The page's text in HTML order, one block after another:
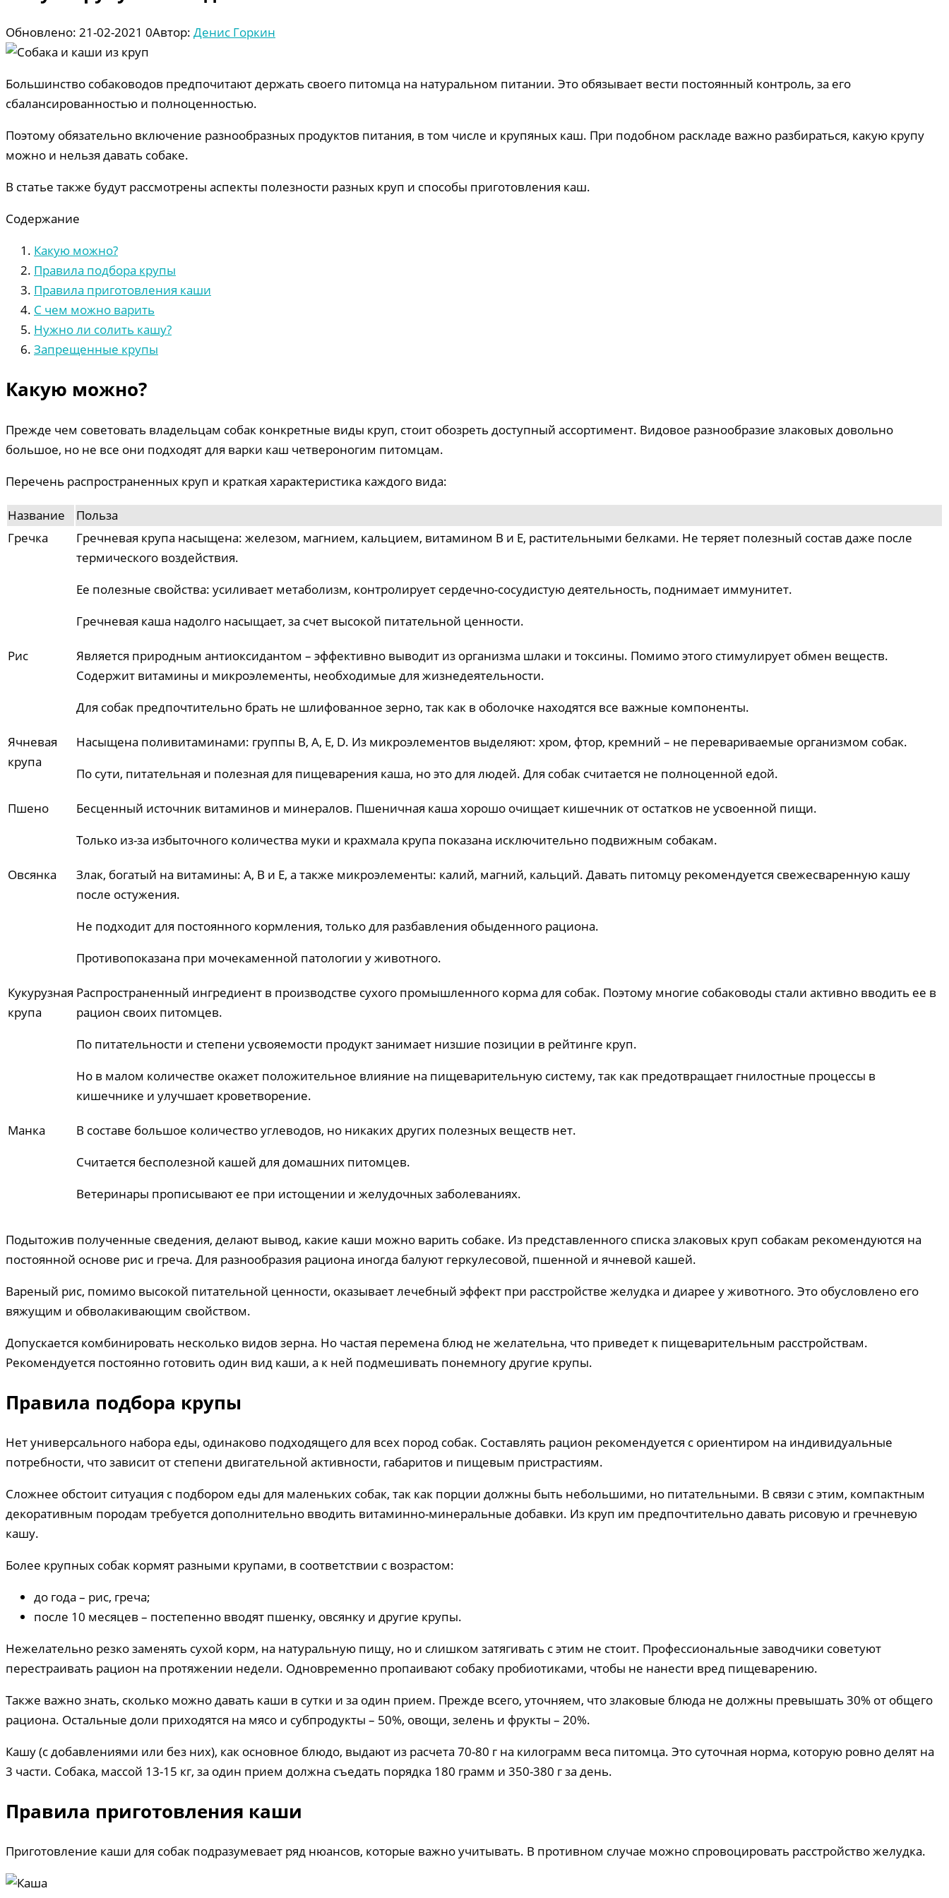
Обновлено: 21-02-2021 0Автор: Денис Горкин
Большинство собаководов предпочитают держать своего питомца на натуральном питании. Это обязывает вести постоянный контроль, за его
сбалансированностью и полноценностью.
Поэтому обязательно включение разнообразных продуктов питания, в том числе и крупяных каш. При подобном раскладе важно разбираться, какую крупу
можно и нельзя давать собаке.
В статье также будут рассмотрены аспекты полезности разных круп и способы приготовления каш.
Содержание
Какую можно?
Правила подбора крупы
Правила приготовления каши
С чем можно варить
Нужно ли солить кашу?
Запрещенные крупы
Какую можно?
Прежде чем советовать владельцам собак конкретные виды круп, стоит обозреть доступный ассортимент. Видовое разнообразие злаковых довольно
большое, но не все они подходят для варки каш четвероногим питомцам.
Перечень распространенных круп и краткая характеристика каждого вида:
Название
Польза
Гречка
Гречневая крупа насыщена: железом, магнием, кальцием, витамином В и Е, растительными белками. Не теряет полезный состав даже после
термического воздействия.
Ее полезные свойства: усиливает метаболизм, контролирует сердечно-сосудистую деятельность, поднимает иммунитет.
Гречневая каша надолго насыщает, за счет высокой питательной ценности.
Рис
Является природным антиоксидантом – эффективно выводит из организма шлаки и токсины. Помимо этого стимулирует обмен веществ.
Содержит витамины и микроэлементы, необходимые для жизнедеятельности.
Для собак предпочтительно брать не шлифованное зерно, так как в оболочке находятся все важные компоненты.
Ячневая
крупа
Насыщена поливитаминами: группы В, А, Е, D. Из микроэлементов выделяют: хром, фтор, кремний – не перевариваемые организмом собак.
По сути, питательная и полезная для пищеварения каша, но это для людей. Для собак считается не полноценной едой.
Пшено
Бесценный источник витаминов и минералов. Пшеничная каша хорошо очищает кишечник от остатков не усвоенной пищи.
Только из-за избыточного количества муки и крахмала крупа показана исключительно подвижным собакам.
Овсянка
Злак, богатый на витамины: А, В и Е, а также микроэлементы: калий, магний, кальций. Давать питомцу рекомендуется свежесваренную кашу
после остужения.
Не подходит для постоянного кормления, только для разбавления обыденного рациона.
Противопоказана при мочекаменной патологии у животного.
Кукурузная
крупа
Распространенный ингредиент в производстве сухого промышленного корма для собак. Поэтому многие собаководы стали активно вводить ее в
рацион своих питомцев.
По питательности и степени усвояемости продукт занимает низшие позиции в рейтинге круп.
Но в малом количестве окажет положительное влияние на пищеварительную систему, так как предотвращает гнилостные процессы в
кишечнике и улучшает кроветворение.
Манка
В составе большое количество углеводов, но никаких других полезных веществ нет.
Считается бесполезной кашей для домашних питомцев.
Ветеринары прописывают ее при истощении и желудочных заболеваниях.
Подытожив полученные сведения, делают вывод, какие каши можно варить собаке. Из представленного списка злаковых круп собакам рекомендуются на
постоянной основе рис и греча. Для разнообразия рациона иногда балуют геркулесовой, пшенной и ячневой кашей.
Вареный рис, помимо высокой питательной ценности, оказывает лечебный эффект при расстройстве желудка и диарее у животного. Это обусловлено его
вяжущим и обволакивающим свойством.
Допускается комбинировать несколько видов зерна. Но частая перемена блюд не желательна, что приведет к пищеварительным расстройствам.
Рекомендуется постоянно готовить один вид каши, а к ней подмешивать понемногу другие крупы.
Правила подбора крупы
Нет универсального набора еды, одинаково подходящего для всех пород собак. Составлять рацион рекомендуется с ориентиром на индивидуальные
потребности, что зависит от степени двигательной активности, габаритов и пищевым пристрастиям.
Сложнее обстоит ситуация с подбором еды для маленьких собак, так как порции должны быть небольшими, но питательными. В связи с этим, компактным
декоративным породам требуется дополнительно вводить витаминно-минеральные добавки. Из круп им предпочтительно давать рисовую и гречневую
кашу.
Более крупных собак кормят разными крупами, в соответствии с возрастом:
до года – рис, греча;
после 10 месяцев – постепенно вводят пшенку, овсянку и другие крупы.
Нежелательно резко заменять сухой корм, на натуральную пищу, но и слишком затягивать с этим не стоит. Профессиональные заводчики советуют
перестраивать рацион на протяжении недели. Одновременно пропаивают собаку пробиотиками, чтобы не нанести вред пищеварению.
Также важно знать, сколько можно давать каши в сутки и за один прием. Прежде всего, уточняем, что злаковые блюда не должны превышать 30% от общего
рациона. Остальные доли приходятся на мясо и субпродукты – 50%, овощи, зелень и фрукты – 20%.
Кашу (с добавлениями или без них), как основное блюдо, выдают из расчета 70-80 г на килограмм веса питомца. Это суточная норма, которую ровно делят на
3 части. Собака, массой 13-15 кг, за один прием должна съедать порядка 180 грамм и 350-380 г за день.
Правила приготовления каши
Приготовление каши для собак подразумевает ряд нюансов, которые важно учитывать. В противном случае можно спровоцировать расстройство желудка.